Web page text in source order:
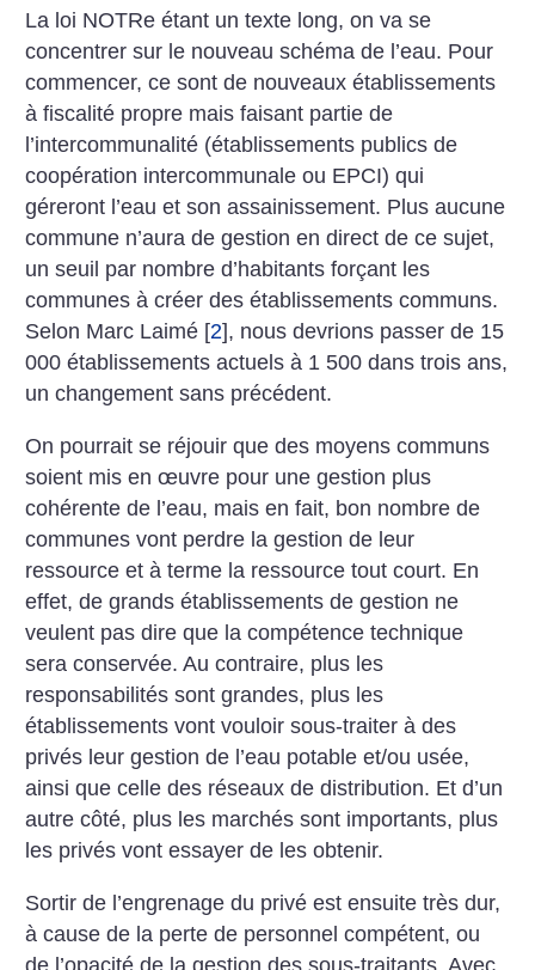
La loi NOTRe étant un texte long, on va se
concentrer sur le nouveau schéma de l’eau. Pour
commencer, ce sont de nouveaux établissements
à fiscalité propre mais faisant partie de
l’intercommunalité (établissements publics de
coopération intercommunale ou EPCI) qui
géreront l’eau et son assainissement. Plus aucune
commune n’aura de gestion en direct de ce sujet,
un seuil par nombre d’habitants forçant les
communes à créer des établissements communs.
Selon Marc Laimé [2], nous devrions passer de 15
000 établissements actuels à 1 500 dans trois ans,
un changement sans précédent.
On pourrait se réjouir que des moyens communs
soient mis en œuvre pour une gestion plus
cohérente de l’eau, mais en fait, bon nombre de
communes vont perdre la gestion de leur
ressource et à terme la ressource tout court. En
effet, de grands établissements de gestion ne
veulent pas dire que la compétence technique
sera conservée. Au contraire, plus les
responsabilités sont grandes, plus les
établissements vont vouloir sous-traiter à des
privés leur gestion de l’eau potable et/ou usée,
ainsi que celle des réseaux de distribution. Et d’un
autre côté, plus les marchés sont importants, plus
les privés vont essayer de les obtenir.
Sortir de l’engrenage du privé est ensuite très dur,
à cause de la perte de personnel compétent, ou
de l’opacité de la gestion des sous-traitants. Avec